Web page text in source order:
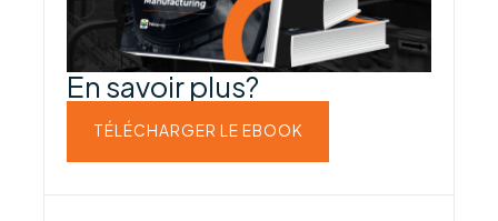
En savoir plus?
TÉLÉCHARGER LE EBOOK